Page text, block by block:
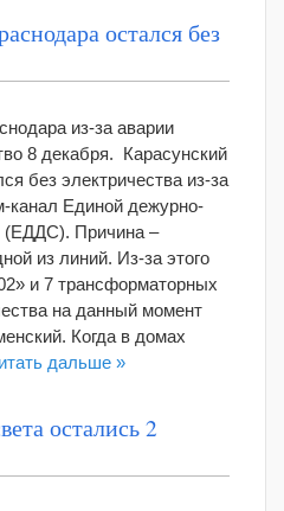
остался без
из-за аварии
8 декабря. Карасунский
без электричества из-за
канал Единой дежурно-
(ЕДДС). Причина –
из линий. Из-за этого
и 7 трансформаторных
на данный момент
Когда в домах
дальше »
остались 2